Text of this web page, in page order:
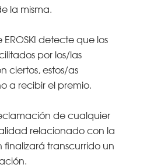
la misma.
detecte que los
por los/las
ciertos, estos/as
a recibir el premio.
de cualquier
relacionado con la
transcurrido un